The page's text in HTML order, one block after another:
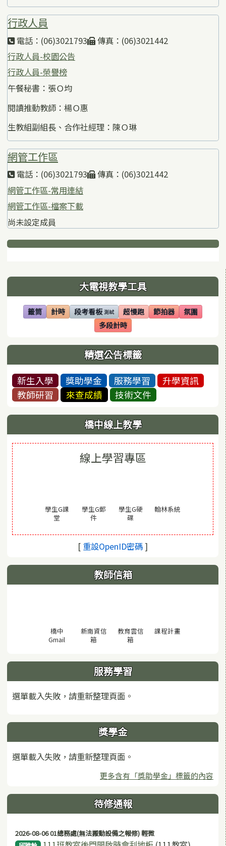
行政人員
電話：(06)3021793
傳真：(06)3021442
行政人員-校園公告
行政人員-榮譽榜
午餐秘書：張Ｏ均
閱讀推動教師：楊Ｏ惠
生教組副組長、合作社經理：陳Ｏ琳
網管工作區
電話：(06)3021793
傳真：(06)3021442
網管工作區-常用連結
網管工作區-檔案下載
尚未設定成員
下中區域內容
左邊區域內容 大電視教學工具
籤筒
(另開視窗)
計時
(另開視窗)段考看板 測試
(另開視窗) 超慢跑
(另開視窗)節拍器
(另開視窗)氛圍
(另開視窗)
多段計時
(另開視窗)
精選公告標籤
新生入學 獎助學金 服務學習
升學資訊
教師研習
來查成績 技術文件
橋中線上教學
線上學習專區
學生G課
堂
學生G郵
件(另開視窗)
學生G硬
碟(另開視窗)
翰林系統(另開視窗)
[ 重設OpenID密碼(另開視窗)
]
教師信箱
橋中
Gmail (另開視窗)
新南資信
箱
教育雲信
箱
課程計畫(另開視窗)
服務學習
選單載入失敗，請重新整理頁面。
獎學金
選單載入失敗，請重新整理頁面。
更多含有「獎助學金」標籤的內容
待修通報
2026-08-06 01總務處(無法搬動設備之報修) 輕微